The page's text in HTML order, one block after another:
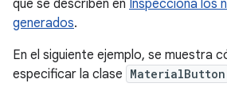
que se describen en Inspecciona los
generados.
En el siguiente ejemplo, se muestra
especificar la clase MaterialButton